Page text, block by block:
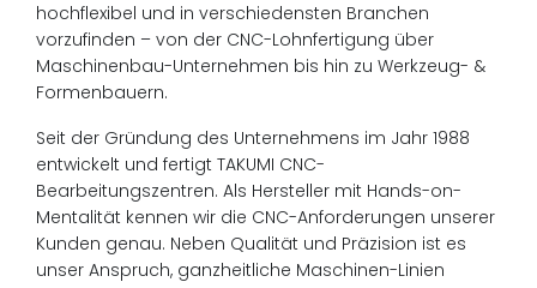
hochflexibel und in verschiedensten Branchen
vorzufinden – von der CNC-Lohnfertigung über
Maschinenbau-Unternehmen bis hin zu Werkzeug- &
Formenbauern.
Seit der Gründung des Unternehmens im Jahr 1988
entwickelt und fertigt TAKUMI CNC-
Bearbeitungszentren. Als Hersteller mit Hands-on-
Mentalität kennen wir die CNC-Anforderungen unserer
Kunden genau. Neben Qualität und Präzision ist es
unser Anspruch, ganzheitliche Maschinen-Linien